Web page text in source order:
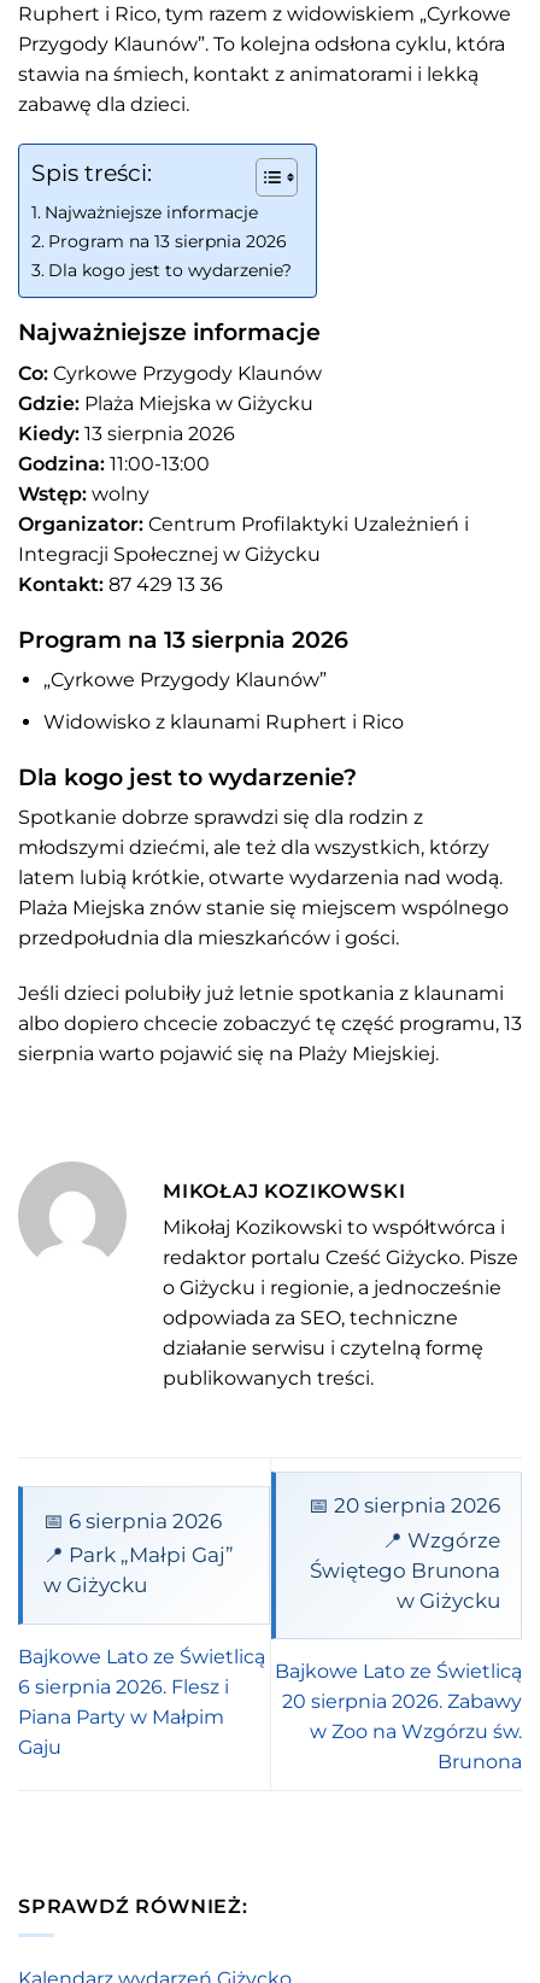
Ruphert i Rico, tym razem z widowiskiem „Cyrkowe
Przygody Klaunów”. To kolejna odsłona cyklu, która
stawia na śmiech, kontakt z animatorami i lekką
zabawę dla dzieci.
Spis treści:
Najważniejsze informacje
Program na 13 sierpnia 2026
Dla kogo jest to wydarzenie?
Najważniejsze informacje
Co: Cyrkowe Przygody Klaunów
Gdzie: Plaża Miejska w Giżycku
Kiedy: 13 sierpnia 2026
Godzina: 11:00-13:00
Wstęp: wolny
Organizator: Centrum Profilaktyki Uzależnień i
Integracji Społecznej w Giżycku
Kontakt: 87 429 13 36
Program na 13 sierpnia 2026
„Cyrkowe Przygody Klaunów”
Widowisko z klaunami Ruphert i Rico
Dla kogo jest to wydarzenie?
Spotkanie dobrze sprawdzi się dla rodzin z
młodszymi dziećmi, ale też dla wszystkich, którzy
latem lubią krótkie, otwarte wydarzenia nad wodą.
Plaża Miejska znów stanie się miejscem wspólnego
przedpołudnia dla mieszkańców i gości.
Jeśli dzieci polubiły już letnie spotkania z klaunami
albo dopiero chcecie zobaczyć tę część programu, 13
sierpnia warto pojawić się na Plaży Miejskiej.
MIKOŁAJ KOZIKOWSKI
Mikołaj Kozikowski to współtwórca i
redaktor portalu Cześć Giżycko. Pisze
o Giżycku i regionie, a jednocześnie
odpowiada za SEO, techniczne
działanie serwisu i czytelną formę
publikowanych treści.
📅 6 sierpnia 2026
📍 Park „Małpi Gaj”
w Giżycku
Bajkowe Lato ze Świetlicą
6 sierpnia 2026. Flesz i
Piana Party w Małpim
Gaju
📅 20 sierpnia 2026
📍 Wzgórze
Świętego Brunona
w Giżycku
Bajkowe Lato ze Świetlicą
20 sierpnia 2026. Zabawy
w Zoo na Wzgórzu św.
Brunona
SPRAWDŹ RÓWNIEŻ: